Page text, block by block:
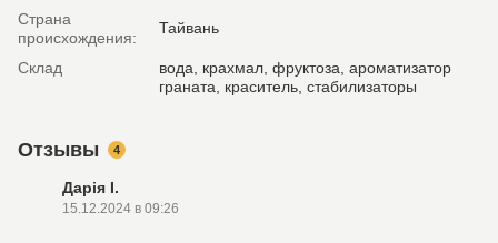
Страна
происхождения:
Тайвань
Склад
вода, крахмал, фруктоза, ароматизатор
граната, краситель, стабилизаторы
Отзывы 4
Дарія І.
15.12.2024 в 09:26